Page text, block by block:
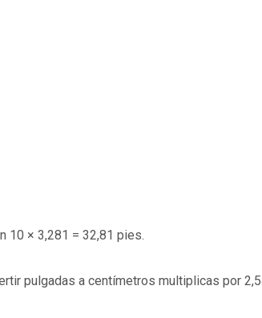
10 × 3,281 = 32,81 pies.
pulgadas a centímetros multiplicas por